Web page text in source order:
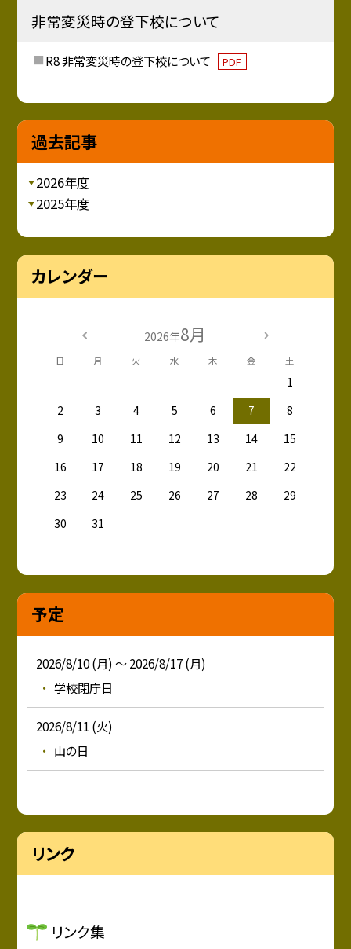
非常変災時の登下校について
R8 非常変災時の登下校について PDF
過去記事
2026年度
2025年度
カレンダー
2026年8月
日 月 火 水 木 金 土
1
2
3 4 5 6 7
8
9
10 11 12 13 14
15
16
17 18 19 20 21
22
23
24 25 26 27 28
29
30
31
予定
2026/8/10 (月) ～ 2026/8/17 (月)
学校閉庁日
2026/8/11 (火)
山の日
リンク
リンク集